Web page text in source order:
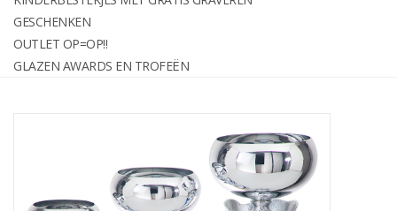
Kinderbestekjes met gratis
Glazen awards en trofeën
GESCHENKEN
OUTLET OP=OP!!
GLAZEN AWARDS EN TROFEËN